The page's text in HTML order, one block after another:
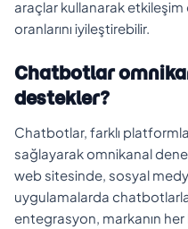
araçlar kullanarak etkileşim
oranlarını iyileştirebilir.
Chatbotlar
destekler?
Chatbotlar, farklı
sağlayarak omnikanal
web sitesinde, sosyal
uygulamalarda
entegrasyon, markanın